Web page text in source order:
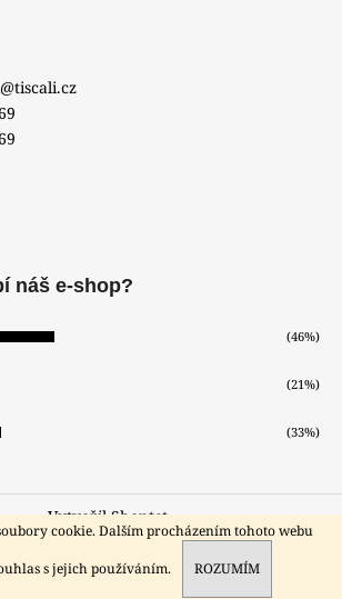
cookie. Dalším procházením tohoto webu
s jejich používáním.
ROZUMÍM
zákazníky!!!
@tiscali.cz
náš e-shop?
(46%)
(21%)
(33%)
Vytvořil Shoptet